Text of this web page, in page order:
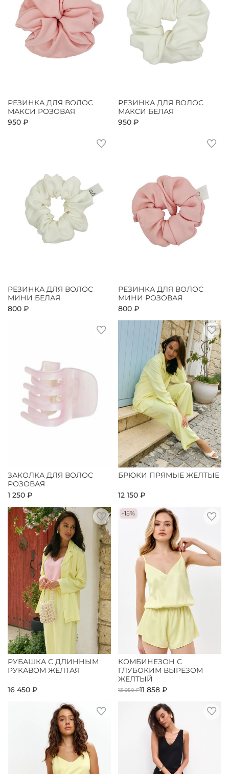
РЕЗИНКА ДЛЯ ВОЛОС
МАКСИ РОЗОВАЯ
950 ₽
РЕЗИНКА ДЛЯ ВОЛОС
МАКСИ БЕЛАЯ
950 ₽
РЕЗИНКА ДЛЯ ВОЛОС
МИНИ БЕЛАЯ
800 ₽
РЕЗИНКА ДЛЯ ВОЛОС
МИНИ РОЗОВАЯ
800 ₽
ЗАКОЛКА ДЛЯ ВОЛОС
РОЗОВАЯ
1 250 ₽
БРЮКИ ПРЯМЫЕ ЖЕЛТЫЕ
12 150 ₽
РУБАШКА С ДЛИННЫМ
РУКАВОМ ЖЕЛТАЯ
16 450 ₽
-15%
КОМБИНЕЗОН С
ГЛУБОКИМ ВЫРЕЗОМ
ЖЕЛТЫЙ
13 950 ₽11 858 ₽